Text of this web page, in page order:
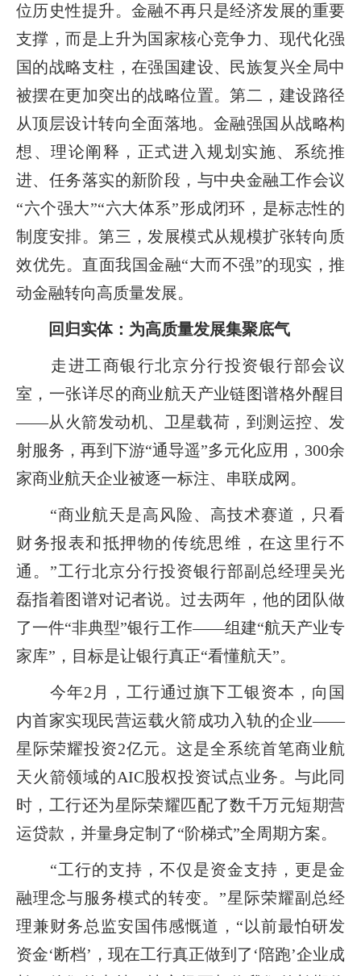
位历史性提升。金融不再只是经济发展的重要
支撑，而是上升为国家核心竞争力、现代化强
国的战略支柱，在强国建设、民族复兴全局中
被摆在更加突出的战略位置。第二，建设路径
从顶层设计转向全面落地。金融强国从战略构
想、理论阐释，正式进入规划实施、系统推
进、任务落实的新阶段，与中央金融工作会议
“六个强大”“六大体系”形成闭环，是标志性的
制度安排。第三，发展模式从规模扩张转向质
效优先。直面我国金融“大而不强”的现实，推
动金融转向高质量发展。
回归实体：为高质量发展集聚底气
走进工商银行北京分行投资银行部会议
室，一张详尽的商业航天产业链图谱格外醒目
——从火箭发动机、卫星载荷，到测运控、发
射服务，再到下游“通导遥”多元化应用，300余
家商业航天企业被逐一标注、串联成网。
“商业航天是高风险、高技术赛道，只看
财务报表和抵押物的传统思维，在这里行不
通。”工行北京分行投资银行部副总经理吴光
磊指着图谱对记者说。过去两年，他的团队做
了一件“非典型”银行工作——组建“航天产业专
家库”，目标是让银行真正“看懂航天”。
今年2月，工行通过旗下工银资本，向国
内首家实现民营运载火箭成功入轨的企业——
星际荣耀投资2亿元。这是全系统首笔商业航
天火箭领域的AIC股权投资试点业务。与此同
时，工行还为星际荣耀匹配了数千万元短期营
运贷款，并量身定制了“阶梯式”全周期方案。
“工行的支持，不仅是资金支持，更是金
融理念与服务模式的转变。”星际荣耀副总经
理兼财务总监安国伟感慨道，“以前最怕研发
资金‘断档’，现在工行真正做到了‘陪跑’企业成